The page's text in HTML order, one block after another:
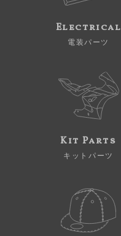
Electrical
電装パーツ
Kit Parts
キットパーツ